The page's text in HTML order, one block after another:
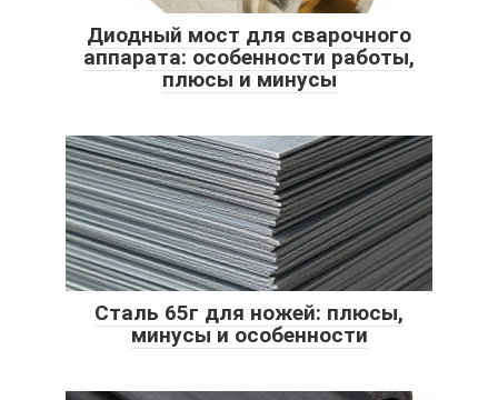
Диодный мост для сварочного
аппарата: особенности работы,
плюсы и минусы
Сталь 65г для ножей: плюсы,
минусы и особенности